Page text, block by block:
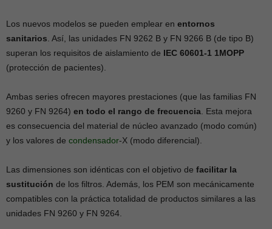
Los nuevos modelos se pueden emplear en entornos
sanitarios . Así, las unidades FN 9262 B y FN 9266 B (de tipo B)
superan los requisitos de aislamiento de IEC 60601-1 1MOPP
(protección de pacientes).
Ambas series ofrecen mayores prestaciones (que las familias FN
9260 y FN 9264) en todo el rango de frecuencia . Esta mejora
es consecuencia del material de núcleo avanzado (modo común)
y los valores de condensador-X (modo diferencial).
Las dimensiones son idénticas con el objetivo de facilitar la
sustitución de los filtros. Además, los PEM son mecánicamente
compatibles con la práctica totalidad de productos similares a las
unidades FN 9260 y FN 9264.